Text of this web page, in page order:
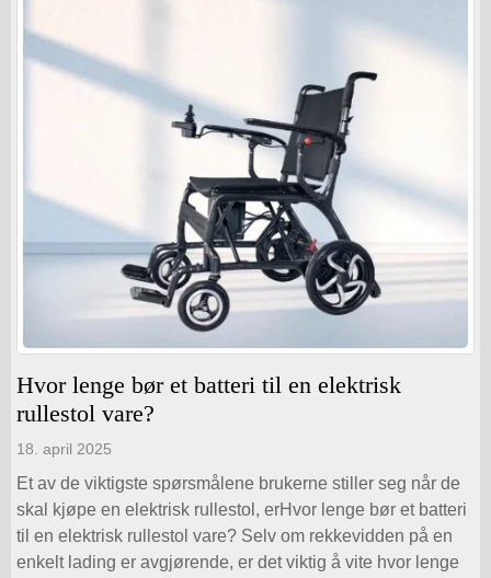
Hvor lenge bør et batteri til en elektrisk
rullestol vare?
18. april 2025
Et av de viktigste spørsmålene brukerne stiller seg når de
skal kjøpe en elektrisk rullestol, erHvor lenge bør et batteri
til en elektrisk rullestol vare? Selv om rekkevidden på en
enkelt lading er avgjørende, er det viktig å vite hvor lenge